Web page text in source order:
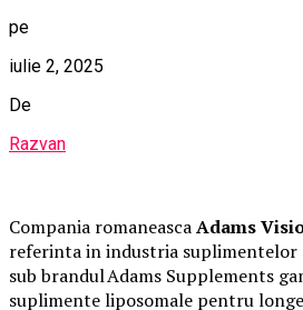
pe
iulie 2, 2025
De
Razvan
Compania romaneascaAdams
referinta in industria suplimentelor
sub brandul Adams Supplements
suplimente liposomale pentru